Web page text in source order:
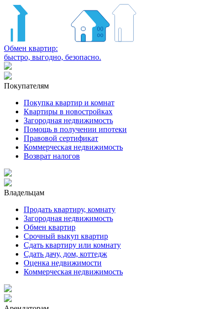
Обмен квартир:
быстро, выгодно, безопасно.
Покупателям
Покупка квартир и комнат
Квартиры в новостройках
Загородная недвижимость
Помощь в получении ипотеки
Правовой сертификат
Коммерческая недвижимость
Возврат налогов
Владельцам
Продать квартиру, комнату
Загородная недвижимость
Обмен квартир
Срочный выкуп квартир
Сдать квартиру или комнату
Сдать дачу, дом, коттедж
Оценка недвижимости
Коммерческая недвижимость